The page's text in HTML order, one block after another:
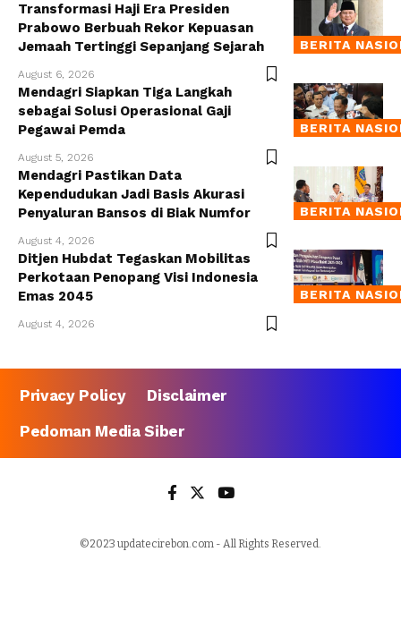
BERITA
Transformasi Haji Era Presiden
Prabowo Berbuah Rekor Kepuasan
Jemaah Tertinggi Sepanjang Sejarah
August 6, 2026
BERITA
Mendagri Siapkan Tiga Langkah
sebagai Solusi Operasional Gaji
Pegawai Pemda
August 5, 2026
BERITA
Mendagri Pastikan Data
Kependudukan Jadi Basis Akurasi
Penyaluran Bansos di Biak Numfor
August 4, 2026
BERITA
Ditjen Hubdat Tegaskan Mobilitas
Perkotaan Penopang Visi Indonesia
Emas 2045
August 4, 2026
Privacy Policy
Disclaimer
Pedoman Media Siber
©2023 updatecirebon.com - All Rights Reserved.